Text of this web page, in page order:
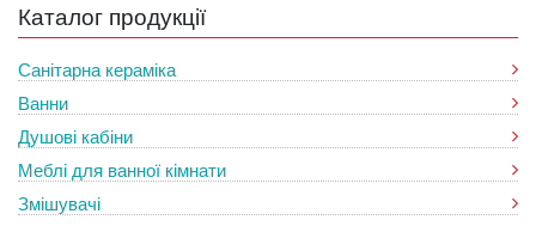
Каталог продукції
Санітарна кераміка
Ванни
Душові кабіни
Меблі для ванної кімнати
Змішувачі